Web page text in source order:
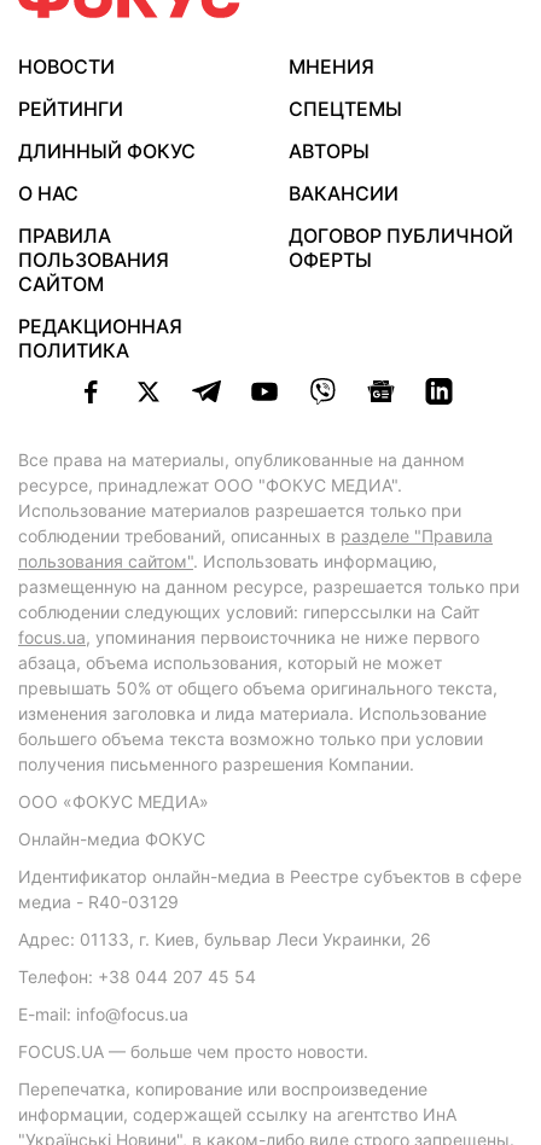
НОВОСТИ
МНЕНИЯ
РЕЙТИНГИ
СПЕЦТЕМЫ
ДЛИННЫЙ ФОКУС
АВТОРЫ
О НАС
ВАКАНСИИ
ПРАВИЛА
ПОЛЬЗОВАНИЯ
САЙТОМ
ДОГОВОР ПУБЛИЧНОЙ
ОФЕРТЫ
РЕДАКЦИОННАЯ
ПОЛИТИКА
Все права на материалы, опубликованные на данном
ресурсе, принадлежат ООО "ФОКУС МЕДИА".
Использование материалов разрешается только при
соблюдении требований, описанных в разделе "Правила
пользования сайтом". Использовать информацию,
размещенную на данном ресурсе, разрешается только при
соблюдении следующих условий: гиперссылки на Сайт
focus.ua, упоминания первоисточника не ниже первого
абзаца, объема использования, который не может
превышать 50% от общего объема оригинального текста,
изменения заголовка и лида материала. Использование
большего объема текста возможно только при условии
получения письменного разрешения Компании.
ООО «ФОКУС МЕДИА»
Онлайн-медиа ФОКУС
Идентификатор онлайн-медиа в Реестре субъектов в сфере
медиа - R40-03129
Адрес: 01133, г. Киев, бульвар Леси Украинки, 26
Телефон: +38 044 207 45 54
E-mail: info@focus.ua
FOCUS.UA — больше чем просто новости.
Перепечатка, копирование или воспроизведение
информации, содержащей ссылку на агентство ИнА
"Українські Новини", в каком-либо виде строго запрещены.